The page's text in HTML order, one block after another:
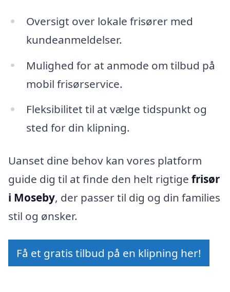
Oversigt over lokale frisører med
kundeanmeldelser.
Mulighed for at anmode om tilbud på
mobil frisørservice.
Fleksibilitet til at vælge tidspunkt og
sted for din klipning.
Uanset dine behov kan vores platform
guide dig til at finde den helt rigtige frisør
i Moseby, der passer til dig og din families
stil og ønsker.
Få et gratis tilbud på en klipning her!